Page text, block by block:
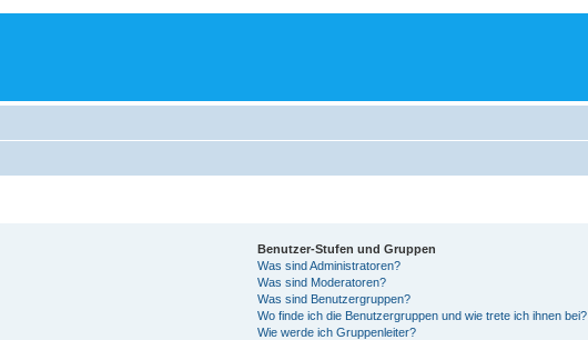
Benutzer-Stufen und Gruppen
Was sind Administratoren?
Was sind Moderatoren?
Was sind Benutzergruppen?
Wo finde ich die Benutzergruppen und wie trete ich ihnen bei?
Wie werde ich Gruppenleiter?